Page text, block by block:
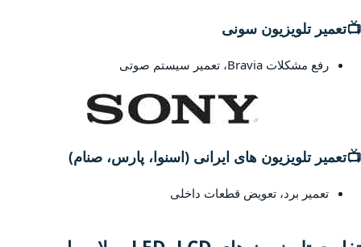
📺تعمیر تلویزیون سونی
رفع مشکلات Bravia، تعمیر سیستم صوتی
📺تعمیر تلویزیون های ایرانی (اسنوا، پارس، صنام)
تعمیر برد، تعویض قطعات داخلی